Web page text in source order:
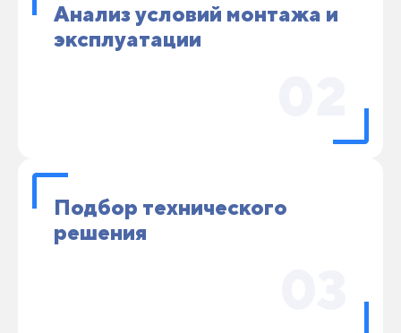
Анализ условий монтажа и
эксплуатации
Подбор технического
решения